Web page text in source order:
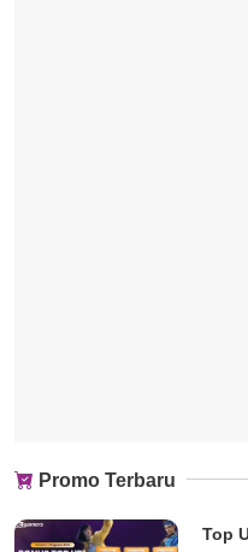
Promo Terbaru
Top